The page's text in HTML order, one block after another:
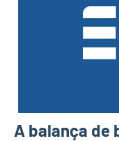
A balança de